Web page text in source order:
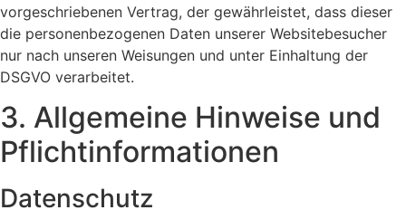
vorgeschriebenen Vertrag, der gewährleistet, dass dieser
die personenbezogenen Daten unserer Websitebesucher
nur nach unseren Weisungen und unter Einhaltung der
DSGVO verarbeitet.
3. Allgemeine Hinweise und
Pflicht­informationen
Datenschutz